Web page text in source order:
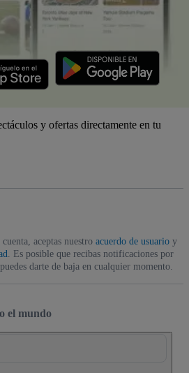
y ofertas directamente en tu
aceptas nuestro acuerdo de usuarioy
. Es posible que recibas notificaciones por
darte de baja en cualquier momento.
el mundo